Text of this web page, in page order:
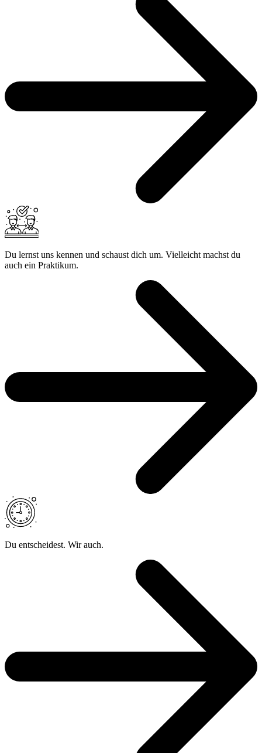
Du lernst uns kennen und schaust dich um. Vielleicht machst du
auch ein Praktikum.
Du entscheidest. Wir auch.